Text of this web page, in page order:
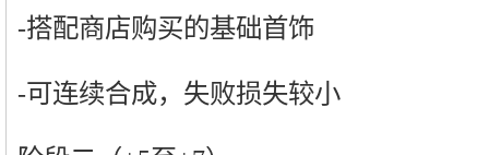
-搭配商店购买的基础首饰
-可连续合成，失败损失较小